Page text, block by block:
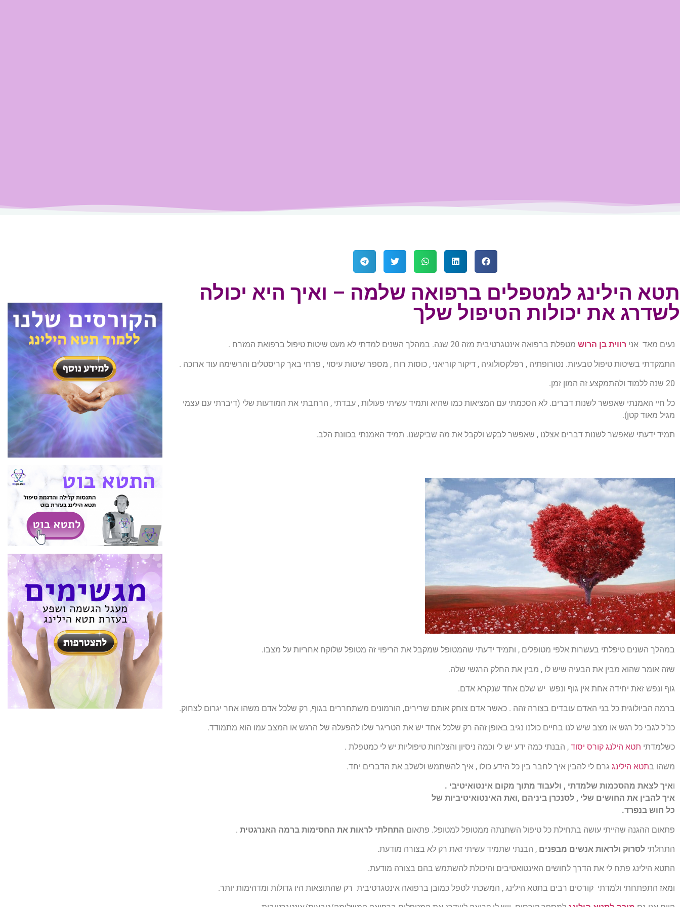
תטא הילינג למטפלים ברפואה שלמה – ואיך היא יכולה
לשדרג את יכולות הטיפול שלך
נעים מאד אני רווית בן הרוש מטפלת ברפואה אינטגרטיבית מזה 20 שנה. במהלך השנים למדתי לא מעט שיטות טיפול ברפואת המזרח .
התמקדתי בשיטות טיפול טבעיות. נטורופתיה , רפלקסולוגיה , דיקור קוריאני , כוסות רוח , מספר שיטות עיסוי , פרחי באך קריסטלים והרשימה עוד ארוכה .
20 שנה ללמוד ולהתמקצע זה המון זמן.
כל חיי האמנתי שאפשר לשנות דברים. לא הסכמתי עם המציאות כמו שהיא ותמיד עשיתי פעולות , עבדתי , הרחבתי את המודעות שלי (דיברתי עם עצמי
מגיל מאוד קטן).
תמיד ידעתי שאפשר לשנות דברים אצלנו , שאפשר לבקש ולקבל את מה שביקשנו. תמיד האמנתי בכוונת הלב.
במהלך השנים טיפלתי בעשרות אלפי מטופלים , ותמיד ידעתי שהמטופל שמקבל את הריפוי זה מטופל שלוקח אחריות על מצבו.
שזה אומר שהוא מבין את הבעיה שיש לו , מבין את החלק הרגשי שלה.
גוף ונפש זאת יחידה אחת אין גוף ונפש יש שלם אחד שנקרא אדם.
ברמה הביולוגית כל בני האדם עובדים בצורה זהה . כאשר אדם צוחק אותם שרירים, הורמונים משתחררים בגוף, רק שלכל אדם משהו אחר יגרום לצחוק.
כנ"ל לגבי כל רגש או מצב שיש לנו בחיים כולנו נגיב באופן זהה רק שלכל אחד יש את הטריגר שלו להפעלה של הרגש או המצב עמו הוא מתמודד.
כשלמדתי תטא הילנג קורס יסוד , הבנתי כמה ידע יש לי וכמה ניסיון והצלחות טיפוליות יש לי כמטפלת .
משהו בתטא הילינג גרם לי להבין איך לחבר בין כל הידע כולו , איך להשתמש ולשלב את הדברים יחד.
ואיך לצאת מהסכמות שלמדתי , ולעבוד מתוך מקום אינטואיטיבי .
איך להבין את החושים שלי , לסנכרן ביניהם ,ואת האינטואיטיביות של
כל חוש בנפרד.
פתאום ההגנה שהייתי עושה בתחילת כל טיפול השתנתה ממטופל למטופל. פתאום התחלתי לראות את החסימות ברמה האנרגטית .
התחלתי לסרוק ולראות אנשים מבפנים , הבנתי שתמיד עשיתי זאת רק לא בצורה מודעת.
התטא הילינג פתח לי את הדרך לחושים האינטואטיבים והיכולת להשתמש בהם בצורה מודעת.
ומאז התפתחתי ולמדתי קורסים רבים בתטא הילינג , המשכתי לטפל כמובן ברפואה אינטגרטיבית רק שהתוצאות היו גדולות ומדהימות יותר.